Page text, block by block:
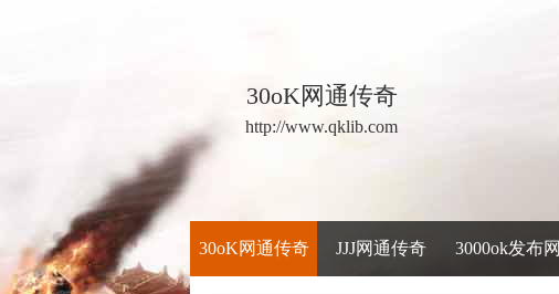
30oK网通传奇
http://www.qklib.com
30oK网通传奇 JJJ网通传奇 3000ok发布网